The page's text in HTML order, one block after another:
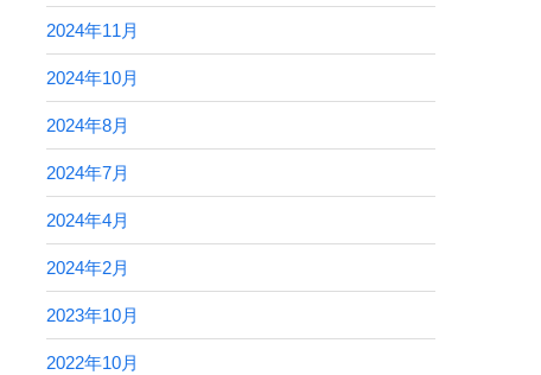
2024年11月
2024年10月
2024年8月
2024年7月
2024年4月
2024年2月
2023年10月
2022年10月